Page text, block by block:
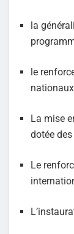
la
le
La mise
dotée
Le